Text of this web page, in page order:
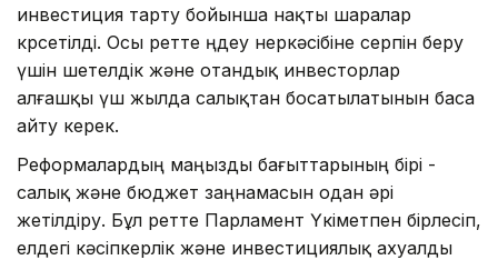
инвестиция тарту бойынша нақты шаралар
көрсетілді. Осы ретте өңдеу өнеркәсібіне серпін беру
үшін шетелдік және отандық инвесторлар
алғашқы үш жылда салықтан босатылатынын баса
айту керек.
Реформалардың маңызды бағыттарының бірі -
салық және бюджет заңнамасын одан әрі
жетілдіру. Бұл ретте Парламент Үкіметпен бірлесіп,
елдегі кәсіпкерлік және инвестициялық ахуалды